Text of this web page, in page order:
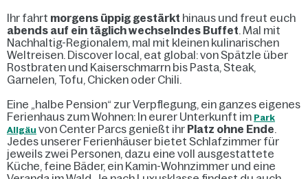
Ihr fahrt morgens üppig gestärkt hinaus und freut euch
abends auf ein täglich wechselndes Buffet. Mal mit
Nachhaltig-Regionalem, mal mit kleinen kulinarischen
Weltreisen. Discover local, eat global: von Spätzle über
Rostbraten und Kaiserschmarrn bis Pasta, Steak,
Garnelen, Tofu, Chicken oder Chili.
Eine „halbe Pension“ zur Verpflegung, ein ganzes eigenes
Ferienhaus zum Wohnen: In eurer Unterkunft im Park
Allgäu von Center Parcs genießt ihr Platz ohne Ende.
Jedes unserer Ferienhäuser bietet Schlafzimmer für
jeweils zwei Personen, dazu eine voll ausgestattete
Küche, feine Bäder, ein Kamin-Wohnzimmer und eine